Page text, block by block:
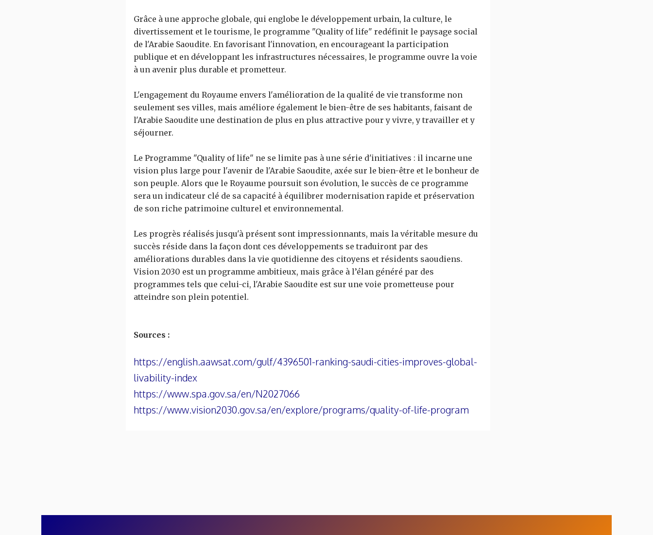
Grâce à une approche globale, qui englobe le développement urbain, la culture, le
divertissement et le tourisme, le programme "Quality of life" redéfinit le paysage social
de l'Arabie Saoudite. En favorisant l'innovation, en encourageant la participation
publique et en développant les infrastructures nécessaires, le programme ouvre la voie
à un avenir plus durable et prometteur.
L'engagement du Royaume envers l'amélioration de la qualité de vie transforme non
seulement ses villes, mais améliore également le bien-être de ses habitants, faisant de
l'Arabie Saoudite une destination de plus en plus attractive pour y vivre, y travailler et y
séjourner.
Le Programme "Quality of life" ne se limite pas à une série d'initiatives : il incarne une
vision plus large pour l'avenir de l'Arabie Saoudite, axée sur le bien-être et le bonheur de
son peuple. Alors que le Royaume poursuit son évolution, le succès de ce programme
sera un indicateur clé de sa capacité à équilibrer modernisation rapide et préservation
de son riche patrimoine culturel et environnemental.
Les progrès réalisés jusqu'à présent sont impressionnants, mais la véritable mesure du
succès réside dans la façon dont ces développements se traduiront par des
améliorations durables dans la vie quotidienne des citoyens et résidents saoudiens.
Vision 2030 est un programme ambitieux, mais grâce à l’élan généré par des
programmes tels que celui-ci, l'Arabie Saoudite est sur une voie prometteuse pour
atteindre son plein potentiel.
Sources :
https://english.aawsat.com/gulf/4396501-ranking-saudi-cities-improves-global-
livability-index
https://www.spa.gov.sa/en/N2027066
https://www.vision2030.gov.sa/en/explore/programs/quality-of-life-program